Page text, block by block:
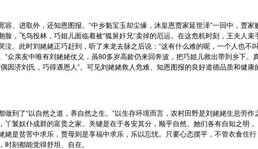
容、进取外，还知恩图报。“中乡魁宝玉却尘缘，沐皇恩贾家延世泽”一回中，贾家
脸，飞鸟投林，巧姐儿面临着被“狐舅奸兄”卖掉的厄运。在这危机时刻，王夫人束
泣。此时刘姥姥正巧赶到，听了来龙去脉之后说：“这有什么难的呢，一个人也不
”众亲友中唯有刘姥姥仗义，虽80多岁高龄仍来回奔波，把巧姐儿救出带到乡下。
因济刘氏，巧得遇恩人”。可见刘姥姥救人危难、知恩图报的良好道德品质和健康
做到了“以自然之道，养自然之生。”以生存环境而言，农村田野是刘姥姥生息劳作
丫鬟奴仆成群的富贵之家。关键是在于各安其分，顺乎自然。她们各有自知之明，
姥是贫苦中求乐，贾母则是享福中求乐，乐以忘忧。只要心态摆平，不管衣食住行
刻都能觉得舒坦、自在。